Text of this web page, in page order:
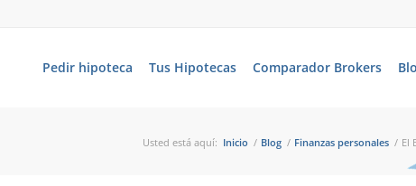
Pedir hipoteca Tus Hipotecas Comparador Brokers
Usted está aquí: Inicio / Blog / Finanzas personales / El